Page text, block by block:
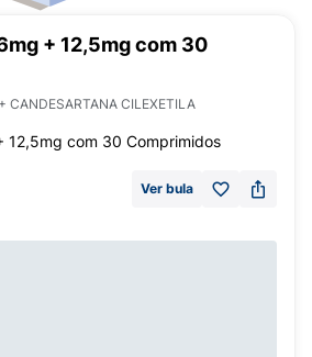
+ 12,5mg com 30
CANDESARTANA CILEXETILA
12,5mg com 30 Comprimidos
Ver bula